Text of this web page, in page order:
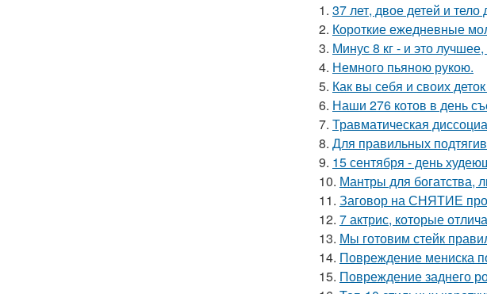
1. 37 лет, двое детей и
2. Короткие ежедневные
3. Минус 8 кг - и это
4. Немного пьяною рукою.
5. Как вы себя и своих
6. Наши 276 котов в день
7. Травматическая
8. Для правильных
9. 15 сентября - день
10. Мантры для богатства,
11. Заговор на СНЯТИЕ
12. 7 актрис, которые
13. Мы готовим стейк
14. Повреждение мениска
15. Повреждение заднего